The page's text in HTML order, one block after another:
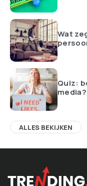
Wat
Quiz:
media?
ALLES BEKIJKEN